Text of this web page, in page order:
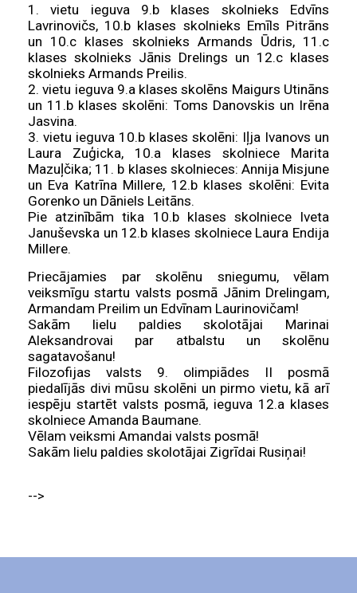
1. vietu ieguva 9.b klases skolnieks Edvīns
Lavrinovičs, 10.b klases skolnieks Emīls Pitrāns
un 10.c klases skolnieks Armands Ūdris, 11.c
klases skolnieks Jānis Drelings un 12.c klases
skolnieks Armands Preilis.
2. vietu ieguva 9.a klases skolēns Maigurs Utināns
un 11.b klases skolēni: Toms Danovskis un Irēna
Jasvina.
3. vietu ieguva 10.b klases skolēni: Iļja Ivanovs un
Laura Zuģicka, 10.a klases skolniece Marita
Mazuļčika; 11. b klases skolnieces: Annija Misjune
un Eva Katrīna Millere, 12.b klases skolēni: Evita
Gorenko un Dāniels Leitāns.
Pie atzinībām tika 10.b klases skolniece Iveta
Januševska un 12.b klases skolniece Laura Endija
Millere.
Priecājamies par skolēnu sniegumu, vēlam
veiksmīgu startu valsts posmā Jānim Drelingam,
Armandam Preilim un Edvīnam Laurinovičam!
Sakām lielu paldies skolotājai Marinai
Aleksandrovai par atbalstu un skolēnu
sagatavošanu!
Filozofijas valsts 9. olimpiādes II posmā
piedalījās divi mūsu skolēni un pirmo vietu, kā arī
iespēju startēt valsts posmā, ieguva 12.a klases
skolniece Amanda Baumane.
Vēlam veiksmi Amandai valsts posmā!
Sakām lielu paldies skolotājai Zigrīdai Rusiņai!
-->